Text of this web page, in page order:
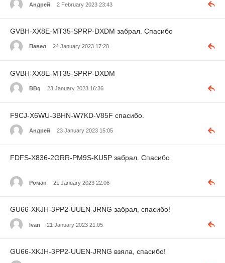
Андрей 2 February 2023 23:43
GVBH-XX8E-MT35-SPRP-DXDM забрал. Спасибо
Павел 24 January 2023 17:20
GVBH-XX8E-MT35-SPRP-DXDM
BBq 23 January 2023 16:36
F9CJ-X6WU-3BHN-W7KD-V85F спасибо.
Андрей 23 January 2023 15:05
FDFS-X836-2GRR-PM9S-KU5P забрал. Спасибо
Роман 21 January 2023 22:06
GU66-XKJH-3PP2-UUEN-JRNG забрал, спасибо!
Ivan 21 January 2023 21:05
GU66-XKJH-3PP2-UUEN-JRNG взяла, спасибо!